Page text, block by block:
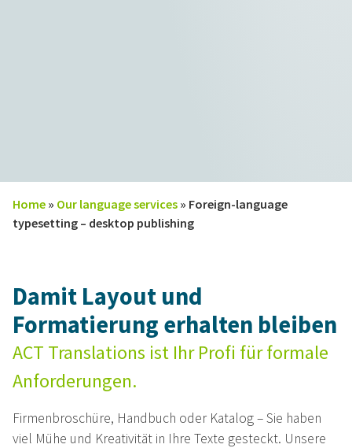
Home » Our language services » Foreign-language
typesetting – desktop publishing
Damit Layout und
Formatierung erhalten bleiben
ACT Translations ist Ihr Profi für formale
Anforderungen.
Firmenbroschüre, Handbuch oder Katalog – Sie haben
viel Mühe und Kreativität in Ihre Texte gesteckt. Unsere